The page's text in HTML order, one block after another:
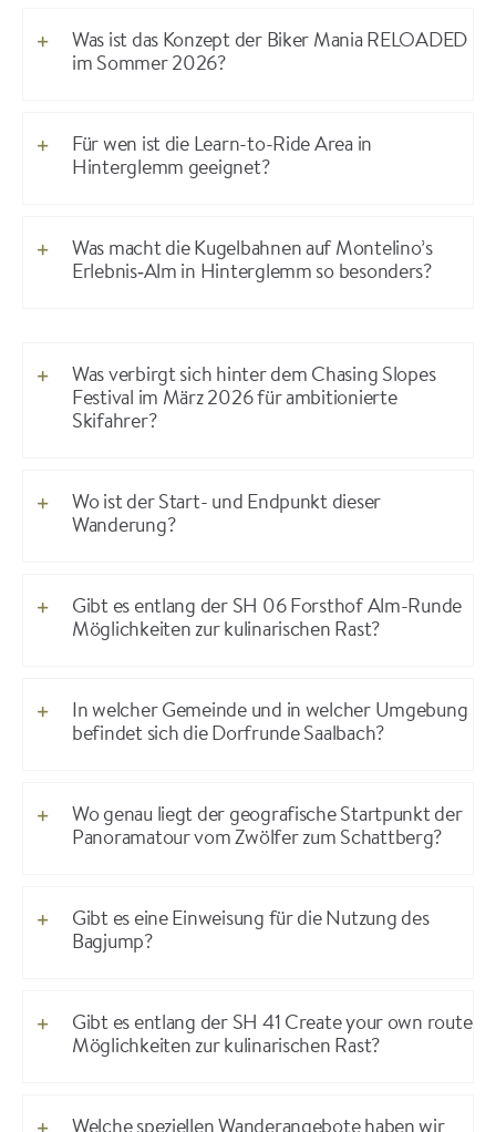
Was ist das Konzept der Biker Mania RELOADED
im Sommer 2026?
Für wen ist die Learn-to-Ride Area in
Hinterglemm geeignet?
Was macht die Kugelbahnen auf Montelino’s
Erlebnis‑Alm in Hinterglemm so besonders?
Was verbirgt sich hinter dem Chasing Slopes
Festival im März 2026 für ambitionierte
Skifahrer?
Wo ist der Start- und Endpunkt dieser
Wanderung?
Gibt es entlang der SH 06 Forsthof Alm-Runde
Möglichkeiten zur kulinarischen Rast?
In welcher Gemeinde und in welcher Umgebung
befindet sich die Dorfrunde Saalbach?
Wo genau liegt der geografische Startpunkt der
Panoramatour vom Zwölfer zum Schattberg?
Gibt es eine Einweisung für die Nutzung des
Bagjump?
Gibt es entlang der SH 41 Create your own route
Möglichkeiten zur kulinarischen Rast?